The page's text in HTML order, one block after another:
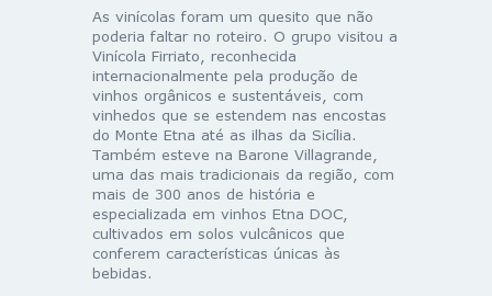
As vinícolas foram um quesito que não
poderia faltar no roteiro. O grupo visitou a
Vinícola Firriato, reconhecida
internacionalmente pela produção de
vinhos orgânicos e sustentáveis, com
vinhedos que se estendem nas encostas
do Monte Etna até as ilhas da Sicília.
Também esteve na Barone Villagrande,
uma das mais tradicionais da região, com
mais de 300 anos de história e
especializada em vinhos Etna DOC,
cultivados em solos vulcânicos que
conferem características únicas às
bebidas.